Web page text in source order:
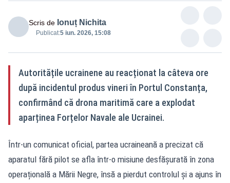
Scris de Ionuț Nichita
Publicat:5 iun. 2026, 15:08
Autoritățile ucrainene au reacționat la câteva ore
după incidentul produs vineri în Portul Constanța,
confirmând că drona maritimă care a explodat
aparținea Forțelor Navale ale Ucrainei.
Într-un comunicat oficial, partea ucraineană a precizat că
aparatul fără pilot se afla într-o misiune desfășurată în zona
operațională a Mării Negre, însă a pierdut controlul și a ajuns în